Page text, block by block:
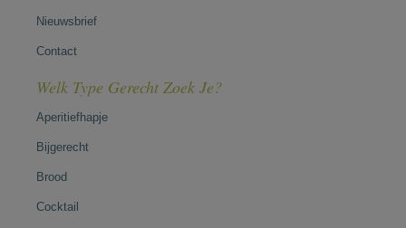
Nieuwsbrief
Contact
Welk Type Gerecht Zoek Je?
Aperitiefhapje
Bijgerecht
Brood
Cocktail